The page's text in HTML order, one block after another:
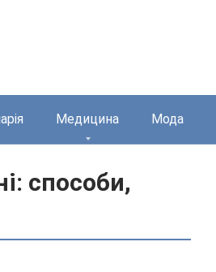
Медицина Мода
способи,